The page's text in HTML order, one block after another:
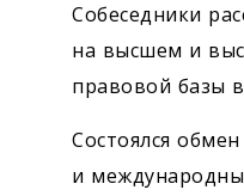
Собеседники
на высшем и
правовой базы
Состоялся
и